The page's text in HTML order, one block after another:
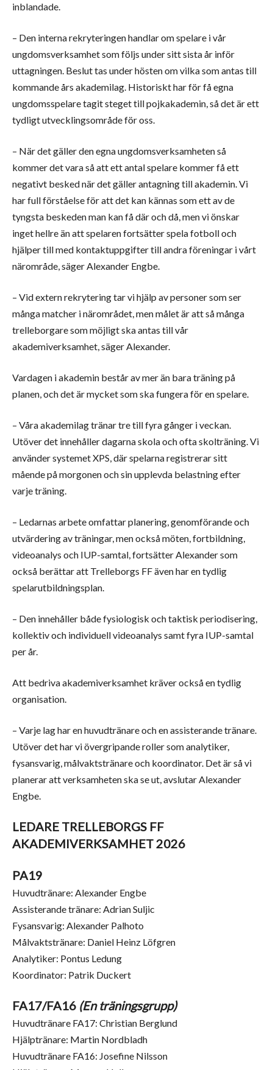
inblandade.
– Den interna rekryteringen handlar om spelare i vår
ungdomsverksamhet som följs under sitt sista år inför
uttagningen. Beslut tas under hösten om vilka som antas till
kommande års akademilag. Historiskt har för få egna
ungdomsspelare tagit steget till pojkakademin, så det är ett
tydligt utvecklingsområde för oss.
– När det gäller den egna ungdomsverksamheten så
kommer det vara så att ett antal spelare kommer få ett
negativt besked när det gäller antagning till akademin. Vi
har full förståelse för att det kan kännas som ett av de
tyngsta beskeden man kan få där och då, men vi önskar
inget hellre än att spelaren fortsätter spela fotboll och
hjälper till med kontaktuppgifter till andra föreningar i vårt
närområde, säger Alexander Engbe.
– Vid extern rekrytering tar vi hjälp av personer som ser
många matcher i närområdet, men målet är att så många
trelleborgare som möjligt ska antas till vår
akademiverksamhet, säger Alexander.
Vardagen i akademin består av mer än bara träning på
planen, och det är mycket som ska fungera för en spelare.
– Våra akademilag tränar tre till fyra gånger i veckan.
Utöver det innehåller dagarna skola och ofta skolträning. Vi
använder systemet XPS, där spelarna registrerar sitt
mående på morgonen och sin upplevda belastning efter
varje träning.
– Ledarnas arbete omfattar planering, genomförande och
utvärdering av träningar, men också möten, fortbildning,
videoanalys och IUP-samtal, fortsätter Alexander som
också berättar att Trelleborgs FF även har en tydlig
spelarutbildningsplan.
– Den innehåller både fysiologisk och taktisk periodisering,
kollektiv och individuell videoanalys samt fyra IUP-samtal
per år.
Att bedriva akademiverksamhet kräver också en tydlig
organisation.
– Varje lag har en huvudtränare och en assisterande tränare.
Utöver det har vi övergripande roller som analytiker,
fysansvarig, målvaktstränare och koordinator. Det är så vi
planerar att verksamheten ska se ut, avslutar Alexander
Engbe.
LEDARE TRELLEBORGS FF
AKADEMIVERKSAMHET 2026
PA19
Huvudtränare: Alexander Engbe
Assisterande tränare: Adrian Suljic
Fysansvarig: Alexander Palhoto
Målvaktstränare: Daniel Heinz Löfgren
Analytiker: Pontus Ledung
Koordinator: Patrik Duckert
FA17/FA16 (En träningsgrupp)
Huvudtränare FA17: Christian Berglund
Hjälptränare: Martin Nordbladh
Huvudtränare FA16: Josefine Nilsson